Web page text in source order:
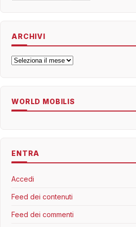
ARCHIVI
Archivi
WORLD MOBILIS
ENTRA
Accedi
Feed dei contenuti
Feed dei commenti